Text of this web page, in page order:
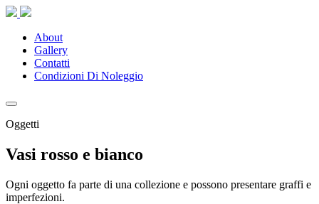
About
Gallery
Contatti
Condizioni Di Noleggio
Oggetti
Vasi rosso e bianco
Ogni oggetto fa parte di una collezione e possono presentare graffi e
imperfezioni.